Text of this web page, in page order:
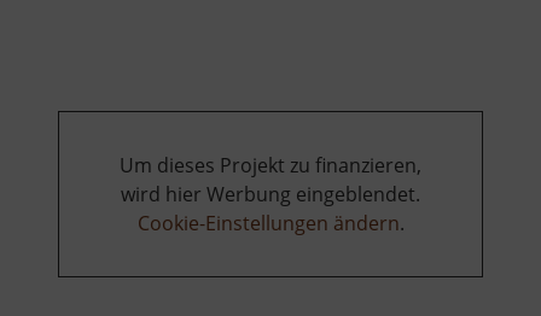
Um dieses Projekt zu finanzieren,
wird hier Werbung eingeblendet.
Cookie-Einstellungen ändern.